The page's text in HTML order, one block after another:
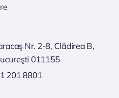
Nr. 2-8, Clădirea B,
011155
201 8801